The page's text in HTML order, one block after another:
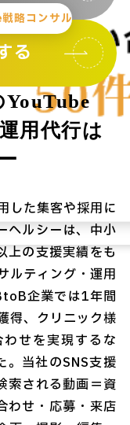
略コンサル
る
用代行は
した集客や採用に
ヘルシーは、中小
上の支援実績をも
ルティング・運用
企業では1年間
得、クリニック様
せを実現するな
。当社のSNS支援
索される動画＝資
わせ・応募・来店